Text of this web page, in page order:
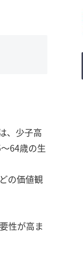
、少子高
64歳の生
の価値観
性が高ま